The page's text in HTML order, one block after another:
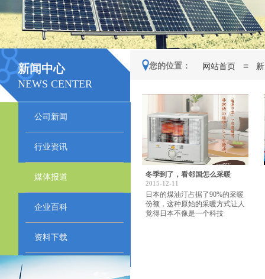
新闻中心
NEWS CENTER
您的位置： 网站首页 ≡
冬季到了，看邻国怎么采暖
2015-12-11
日本的煤油汀占据了90%的采暖
份额，这种原始的采暖方式让人
觉得日本不像是一个科技
公司新闻
行业资讯
媒体报道
企业百科
资料下载